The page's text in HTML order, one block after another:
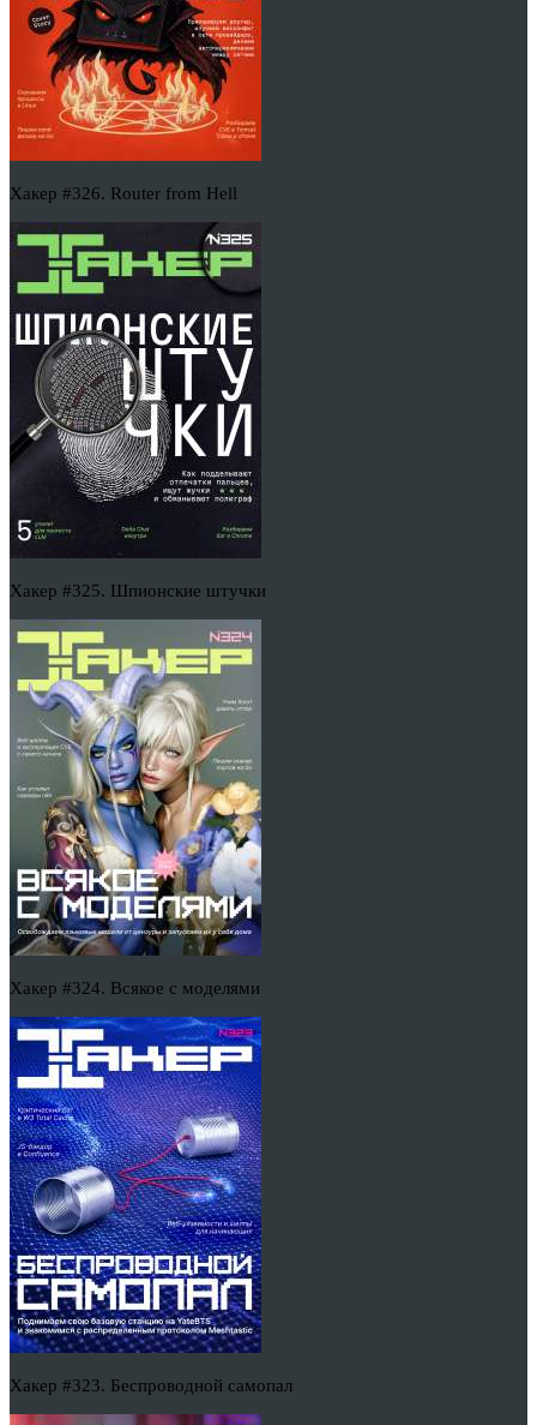
Хакер #326. Router from Hell
Хакер #325. Шпионские штучки
Хакер #324. Всякое с моделями
Хакер #323. Беспроводной самопал